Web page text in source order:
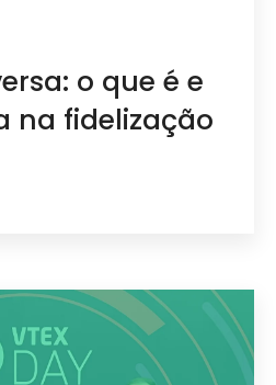
o que é e
na fidelização